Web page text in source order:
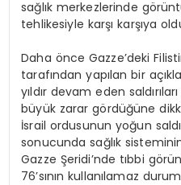
sağlık merkezlerinde
tehlikesiyle karşı karşıya
Daha önce Gazze’deki
tarafından yapılan bir
yıldır devam eden
büyük zarar gördüğüne
İsrail ordusunun yoğun
sonucunda sağlık
Gazze Şeridi’nde tıbbi
76’sının kullanılamaz